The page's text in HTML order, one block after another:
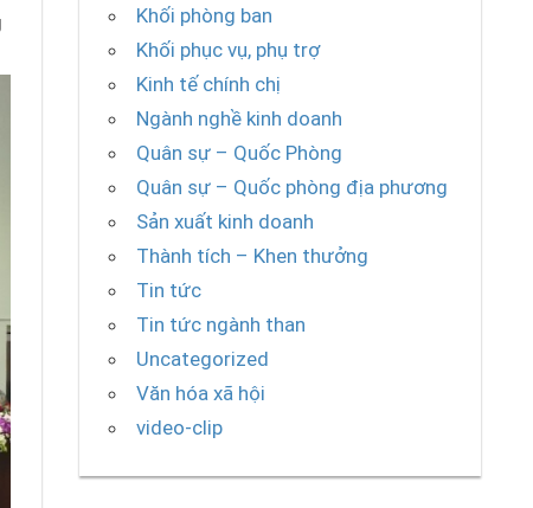
Khối phòng ban
Khối phục vụ, phụ trợ
Kinh tế chính chị
Ngành nghề kinh doanh
Quân sự – Quốc Phòng
Quân sự – Quốc phòng địa phương
Sản xuất kinh doanh
Thành tích – Khen thưởng
Tin tức
Tin tức ngành than
Uncategorized
Văn hóa xã hội
video-clip